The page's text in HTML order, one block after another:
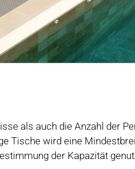
als auch die Anzahl der
Tische wird eine
der Kapazität